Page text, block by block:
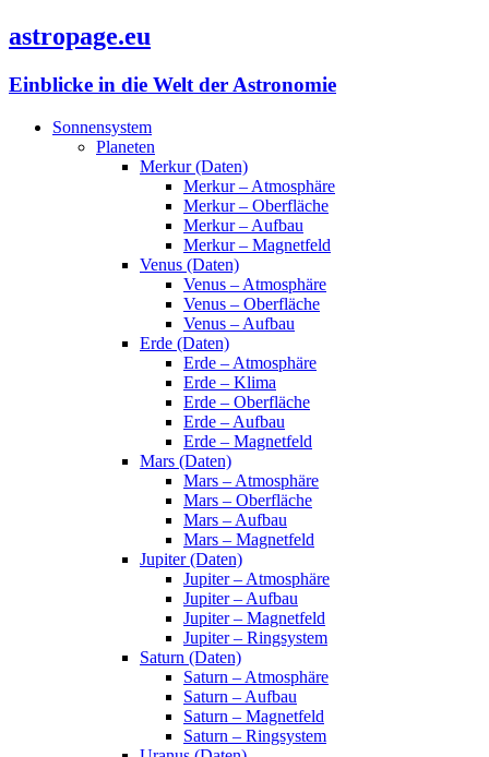
astropage.eu
Einblicke in die Welt der Astronomie
Sonnensystem
Planeten
Merkur (Daten)
Merkur – Atmosphäre
Merkur – Oberfläche
Merkur – Aufbau
Merkur – Magnetfeld
Venus (Daten)
Venus – Atmosphäre
Venus – Oberfläche
Venus – Aufbau
Erde (Daten)
Erde – Atmosphäre
Erde – Klima
Erde – Oberfläche
Erde – Aufbau
Erde – Magnetfeld
Mars (Daten)
Mars – Atmosphäre
Mars – Oberfläche
Mars – Aufbau
Mars – Magnetfeld
Jupiter (Daten)
Jupiter – Atmosphäre
Jupiter – Aufbau
Jupiter – Magnetfeld
Jupiter – Ringsystem
Saturn (Daten)
Saturn – Atmosphäre
Saturn – Aufbau
Saturn – Magnetfeld
Saturn – Ringsystem